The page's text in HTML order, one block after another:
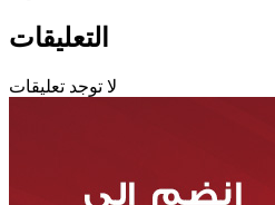
التعليقات
لا توجد تعليقات